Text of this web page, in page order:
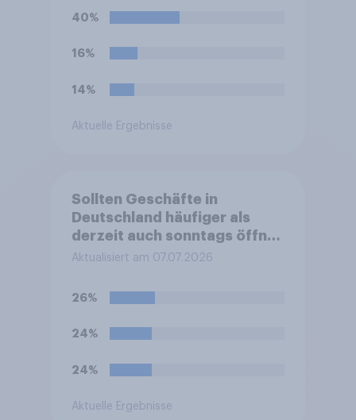
Bearbeitungsgebühren im
Durchschnitt um einige Euro
teurer würden, wie würde
dadurch voraussichtlich
40%
16%
14%
Aktuelle Ergebnisse
Sollten Geschäfte in
Deutschland häufiger als
derzeit auch sonntags öffnen
dürfen?
Aktualisiert am 07.07.2026
26%
24%
24%
Aktuelle Ergebnisse